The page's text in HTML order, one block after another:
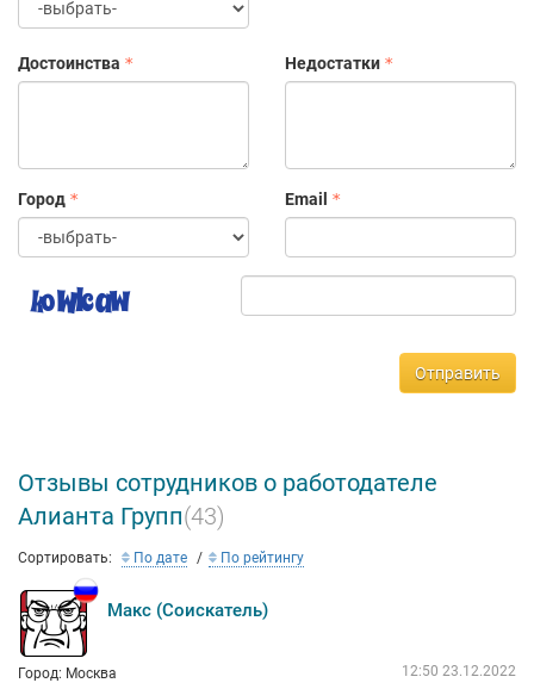
Достоинства Недостатки
Город Email
Отправить
Отзывы сотрудников о работодателе
Алианта Групп(43)
Сортировать: По дате По рейтингу
Макс (Соискатель)
Город: Москва 12:50 23.12.2022